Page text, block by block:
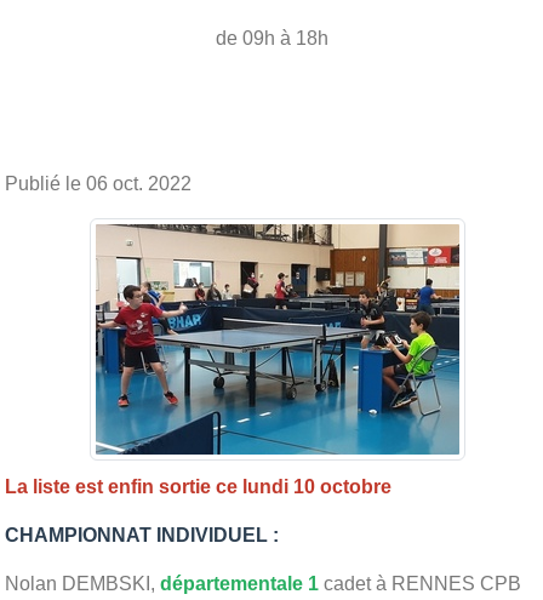
de 09h à 18h
Publié le 06 oct. 2022
La liste est enfin sortie ce lundi 10 octobre
CHAMPIONNAT INDIVIDUEL :
Nolan DEMBSKI, départementale 1 cadet à RENNES CPB